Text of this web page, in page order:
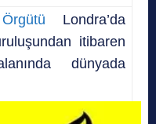
Londra’da
itibaren
dünyada